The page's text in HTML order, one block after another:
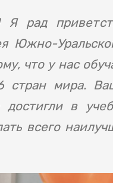
Я рад
Южно-
что у нас
стран мира.
в
всего